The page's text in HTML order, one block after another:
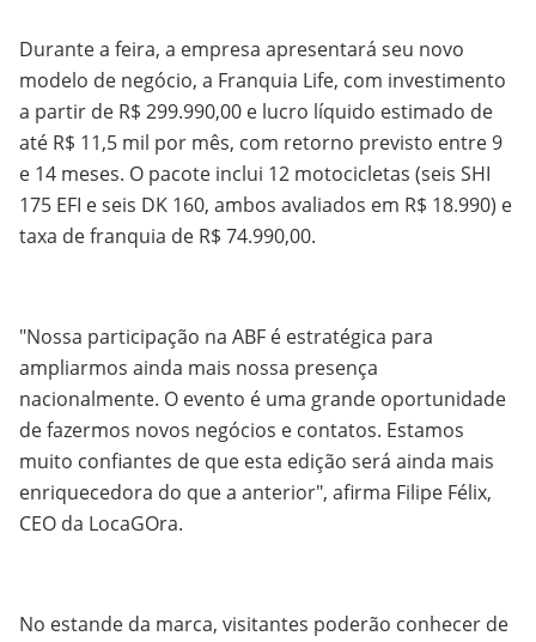
Durante a feira, a empresa apresentará seu novo
modelo de negócio, a Franquia Life, com investimento
a partir de R$ 299.990,00 e lucro líquido estimado de
até R$ 11,5 mil por mês, com retorno previsto entre 9
e 14 meses. O pacote inclui 12 motocicletas (seis SHI
175 EFI e seis DK 160, ambos avaliados em R$ 18.990) e
taxa de franquia de R$ 74.990,00.
"Nossa participação na ABF é estratégica para
ampliarmos ainda mais nossa presença
nacionalmente. O evento é uma grande oportunidade
de fazermos novos negócios e contatos. Estamos
muito confiantes de que esta edição será ainda mais
enriquecedora do que a anterior", afirma Filipe Félix,
CEO da LocaGOra.
No estande da marca, visitantes poderão conhecer de